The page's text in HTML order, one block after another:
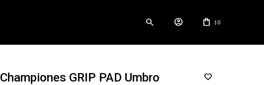
$ 0
Championes GRIP PAD Umbro